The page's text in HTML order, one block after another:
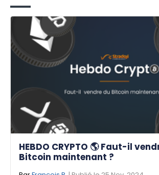
HEBDO CRYPTO 🌎 Faut-il
Bitcoin maintenant ?